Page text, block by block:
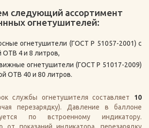
следующий ассортимент
огнетушителей:
огнетушители (ГОСТ Р 51057-2001) с
ОТВ 4 и 8 литров,
огнетушители (ГОСТ Р 51017-2009)
ОТВ 40 и 80 литров.
службы огнетушителя составляет 10
перезарядку). Давление в баллоне
по встроенному индикатору.
от показаний индикатора, перезарядку